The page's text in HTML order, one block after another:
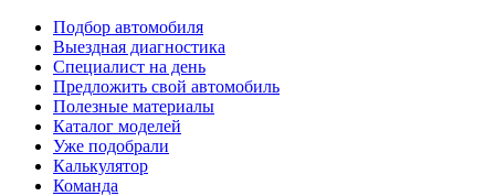
Подбор автомобиля
Выездная диагностика
Специалист на день
Предложить свой автомобиль
Полезные материалы
Каталог моделей
Уже подобрали
Калькулятор
Команда